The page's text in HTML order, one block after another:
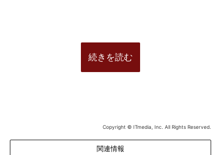
続きを読む
Copyright © ITmedia, Inc. All Rights Reserved.
関連情報